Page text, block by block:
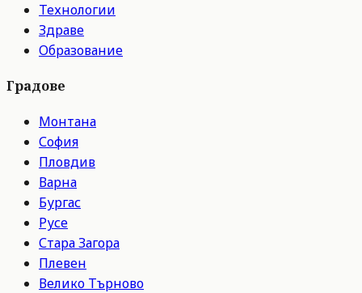
Технологии
Здраве
Образование
Градове
Монтана
София
Пловдив
Варна
Бургас
Русе
Стара Загора
Плевен
Велико Търново